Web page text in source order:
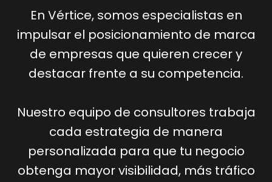
En Vértice, somos especialistas en
impulsar el posicionamiento de marca
de empresas que quieren crecer y
destacar frente a su competencia.
Nuestro equipo de consultores trabaja
cada estrategia de manera
personalizada para que tu negocio
obtenga mayor visibilidad, más tráfico